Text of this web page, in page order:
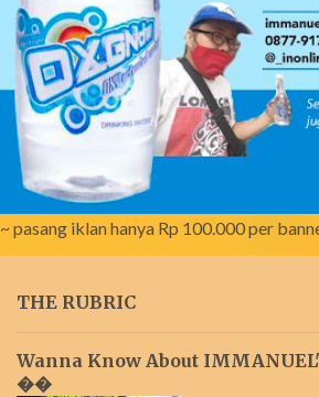
~ pasang iklan hanya Rp 100.000 per
THE RUBRIC
Wanna Know About
��